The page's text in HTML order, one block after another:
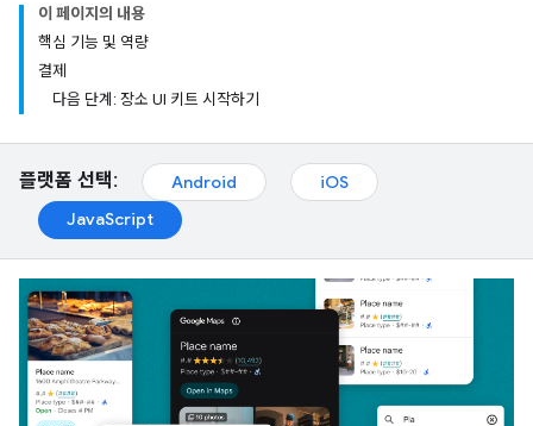
이 페이지의 내용
핵심 기능 및 역량
결제
다음 단계: 장소 UI 키트 시작하기
플랫폼 선택: Android
iOS
JavaScript